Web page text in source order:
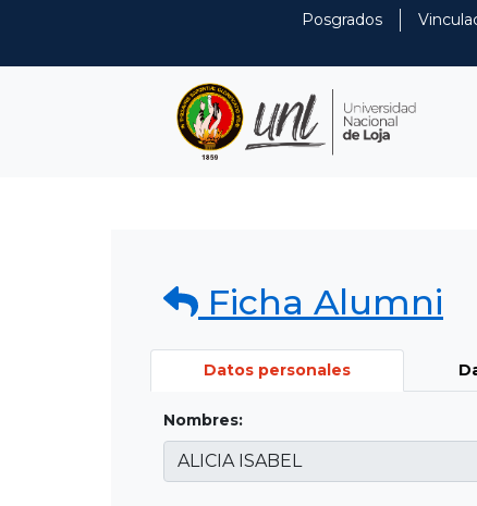
Posgrados
Ficha Alumni
Datos personales
Nombres: